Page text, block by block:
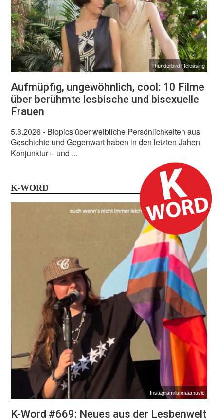
Thunderbird Releasing
Aufmüpfig, ungewöhnlich, cool: 10 Filme
über berühmte lesbische und bisexuelle
Frauen
5.8.2026- Biopics über weibliche Persönlichkeiten aus
Geschichte und Gegenwart haben in den letzten Jahen
Konjunktur – und ...
K-WORD
Instagram/lunnaamusic
K-Word #669: Neues aus der Lesbenwelt